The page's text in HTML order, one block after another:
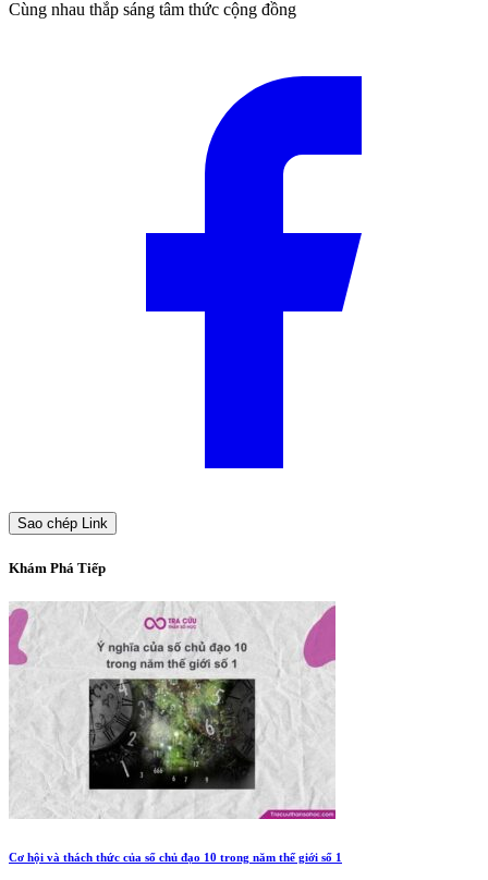
Cùng nhau thắp sáng tâm thức cộng đồng
Sao chép Link
Khám Phá Tiếp
Cơ hội và thách thức của số chủ đạo 10 trong năm thế giới số 1